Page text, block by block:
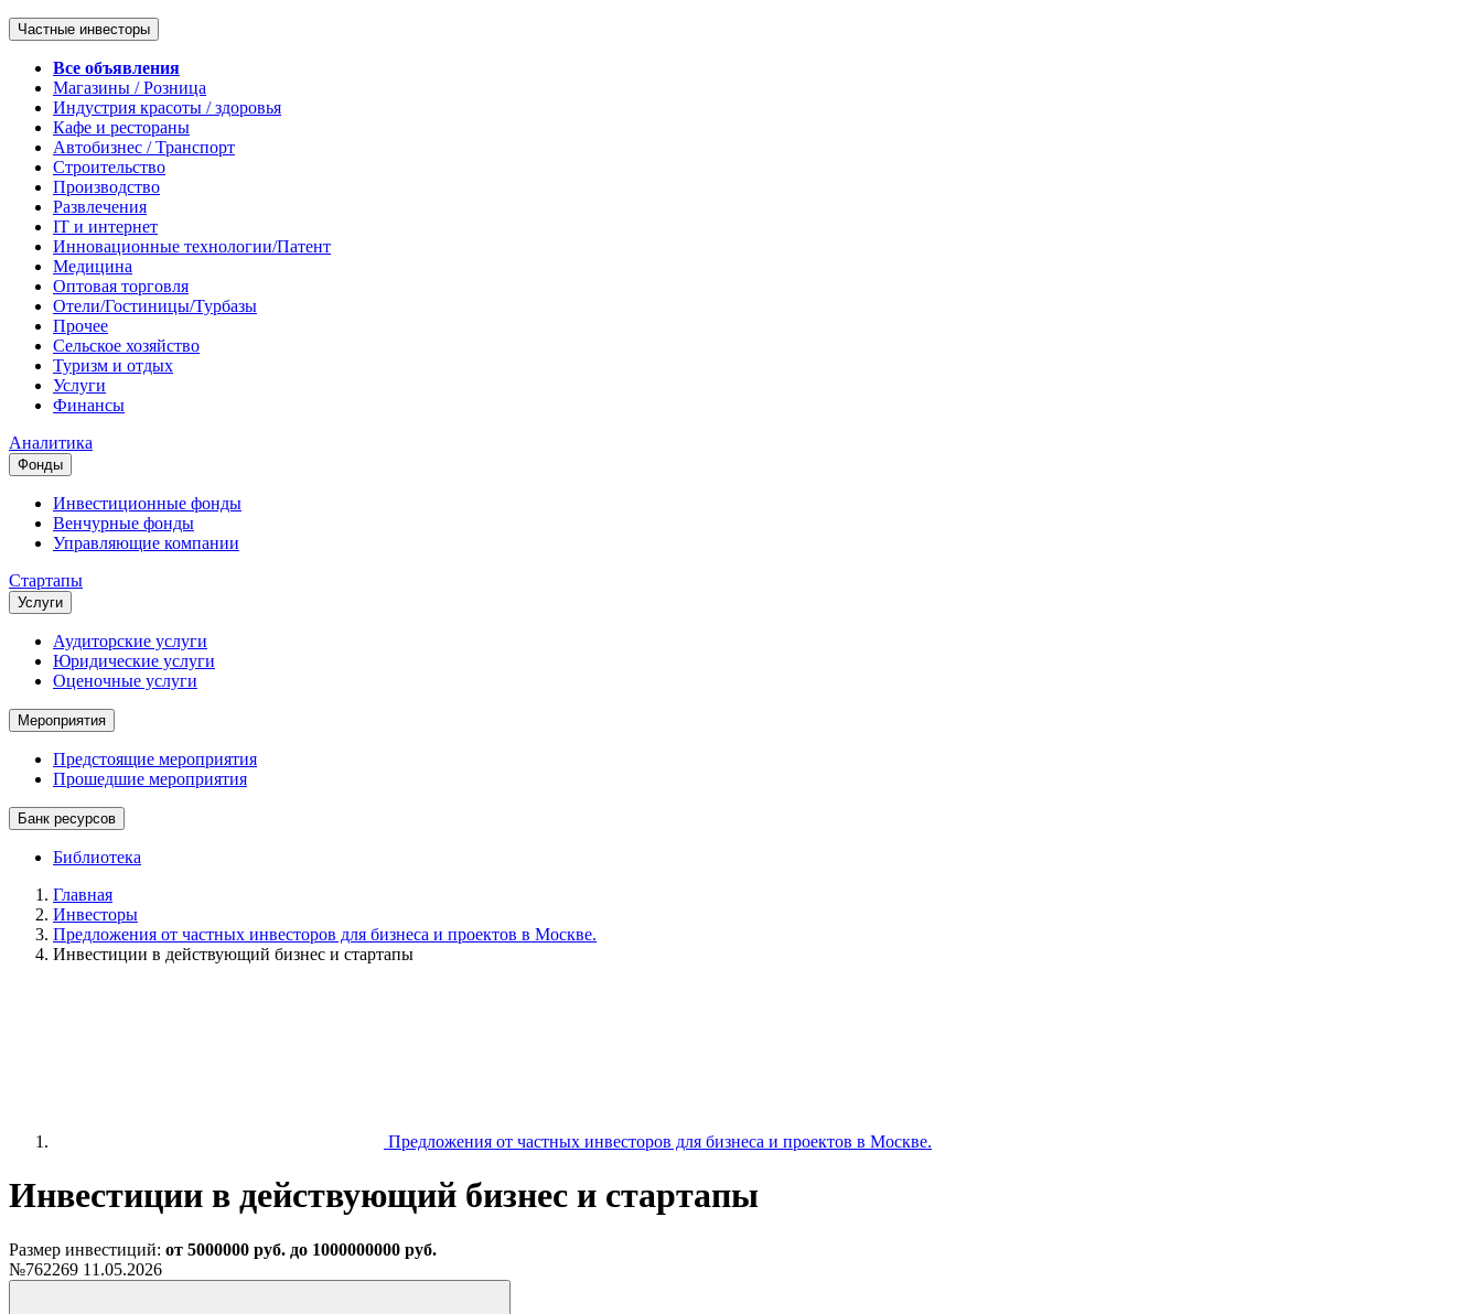
Частные инвесторы
Все объявления
Магазины / Розница
Индустрия красоты / здоровья
Кафе и рестораны
Автобизнес / Транспорт
Строительство
Производство
Развлечения
IT и интернет
Инновационные технологии/Патент
Медицина
Оптовая торговля
Отели/Гостиницы/Турбазы
Прочее
Сельское хозяйство
Туризм и отдых
Услуги
Финансы
Аналитика
Фонды
Инвестиционные фонды
Венчурные фонды
Управляющие компании
Стартапы
Услуги
Аудиторские услуги
Юридические услуги
Оценочные услуги
Мероприятия
Предстоящие мероприятия
Прошедшие мероприятия
Банк ресурсов
Библиотека
Главная
Инвесторы
Предложения от частных инвесторов для бизнеса и проектов в Москве.
Инвестиции в действующий бизнес и стартапы
Предложения от частных инвесторов для бизнеса и проектов в Москве.
Инвестиции в действующий бизнес и стартапы
Размер инвестиций: от 5000000 руб. до 1000000000 руб.
№762269 11.05.2026